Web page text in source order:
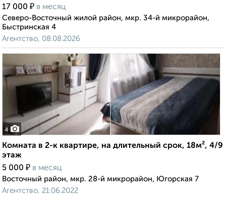
17 000 ₽ в месяц
Северо-Восточный жилой район, мкр. 34-й микрорайон,
Быстринская 4
Агентство, 08.08.2026
4
Комната в 2-к квартире, на длительный срок, 18м², 4/9
этаж
5 000 ₽ в месяц
Восточный район, мкр. 28-й микрорайон, Югорская 7
Агентство, 21.06.2022